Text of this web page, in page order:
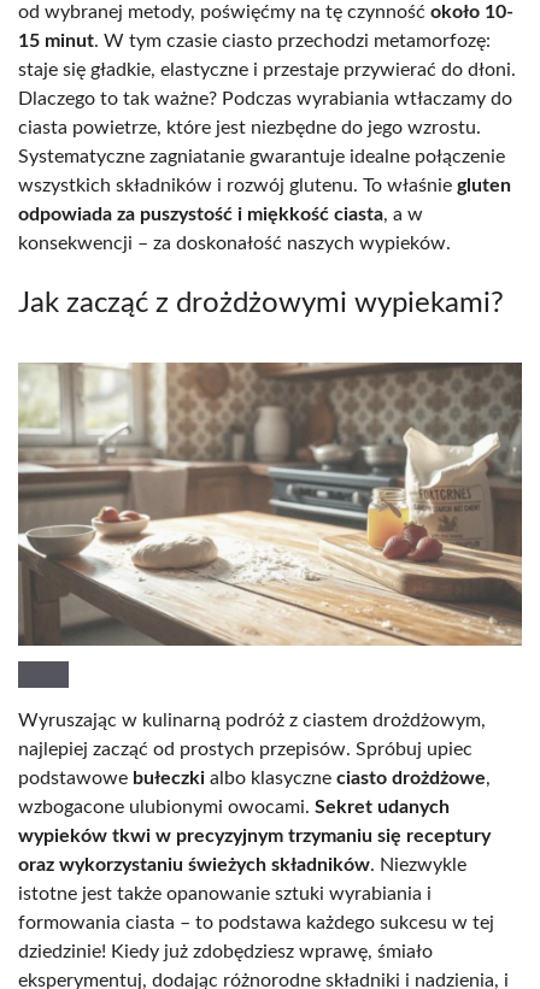
od wybranej metody, poświęćmy na tę czynność około 10-
15 minut. W tym czasie ciasto przechodzi metamorfozę:
staje się gładkie, elastyczne i przestaje przywierać do dłoni.
Dlaczego to tak ważne? Podczas wyrabiania wtłaczamy do
ciasta powietrze, które jest niezbędne do jego wzrostu.
Systematyczne zagniatanie gwarantuje idealne połączenie
wszystkich składników i rozwój glutenu. To właśnie gluten
odpowiada za puszystość i miękkość ciasta, a w
konsekwencji – za doskonałość naszych wypieków.
Jak zacząć z drożdżowymi wypiekami?
Wyruszając w kulinarną podróż z ciastem drożdżowym,
najlepiej zacząć od prostych przepisów. Spróbuj upiec
podstawowe bułeczki albo klasyczne ciasto drożdżowe,
wzbogacone ulubionymi owocami. Sekret udanych
wypieków tkwi w precyzyjnym trzymaniu się receptury
oraz wykorzystaniu świeżych składników. Niezwykle
istotne jest także opanowanie sztuki wyrabiania i
formowania ciasta – to podstawa każdego sukcesu w tej
dziedzinie! Kiedy już zdobędziesz wprawę, śmiało
eksperymentuj, dodając różnorodne składniki i nadzienia, i